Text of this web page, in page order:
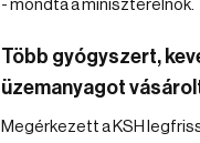
- mondta a miniszterelnök.
Több gyógyszert,
üzemanyagot
Megérkezett a KSH